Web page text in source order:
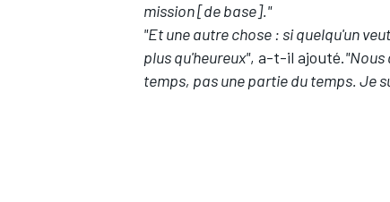
mission [de base]."
"Et une autre chose : si quelqu'un
plus qu'heureux", a-t-il ajouté.
temps, pas une partie du temps. Je